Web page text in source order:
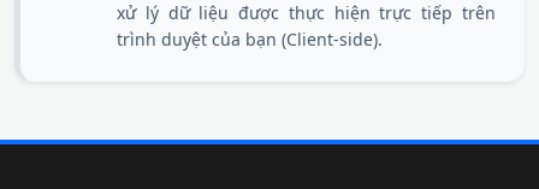
xử lý dữ liệu được thực hiện trực tiếp trên
trình duyệt của bạn (Client-side).